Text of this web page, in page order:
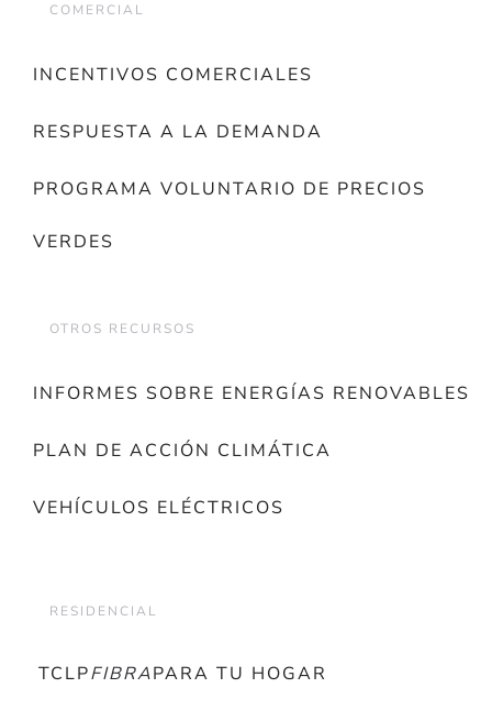
COMERCIAL
INCENTIVOS COMERCIALES
RESPUESTA A LA DEMANDA
PROGRAMA VOLUNTARIO DE PRECIOS
VERDES
OTROS RECURSOS
INFORMES SOBRE ENERGÍAS RENOVABLES
PLAN DE ACCIÓN CLIMÁTICA
VEHÍCULOS ELÉCTRICOS
RESIDENCIAL
TCLPFIBRAPARA TU HOGAR